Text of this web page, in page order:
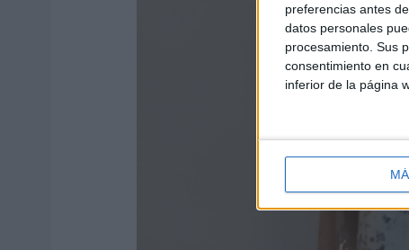
preferencias antes
datos personales
procesamiento. Sus
consentimiento en
inferior de la página